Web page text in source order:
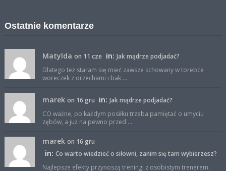
Ostatnie komentarze
Matylda on 11 cze in: Jak mądrze podjadać?
Dlatego też staram się mieć zawsze schowany w torebce
woreczek z orzechami i bak ...
marek on 16 gru in: Jak mądrze podjadać?
CO ważne, po każdym posiłku trzeba pamiętać o umyciu
zębów, a już na pewno przed ...
marek on 16 gru
in: Co warto wiedzieć o siłowni, zanim się tam wybierzesz?
Najlepsze efekty przynoszą treningi z osobistym trenerem.